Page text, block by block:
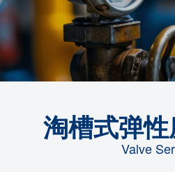
淘槽式弹
Valve